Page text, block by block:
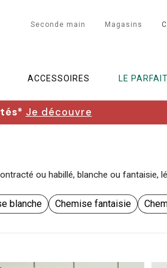
Seconde main Magasins
ACCESSOIRES LE PARFAIT
Je découvre
ou habillé, blanche ou fantaisie,
blanche Chemise fantaisie